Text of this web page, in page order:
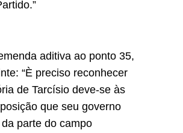
aditiva ao ponto 35,
“È preciso reconhecer
de Tarcísio deve-se às
que seu governo
parte do campo